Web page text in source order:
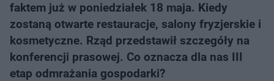
faktem już w poniedziałek 18 maja. Kiedy
zostaną otwarte restauracje, salony fryzjerskie i
kosmetyczne. Rząd przedstawił szczegóły na
konferencji prasowej. Co oznacza dla nas III
etap odmrażania gospodarki?